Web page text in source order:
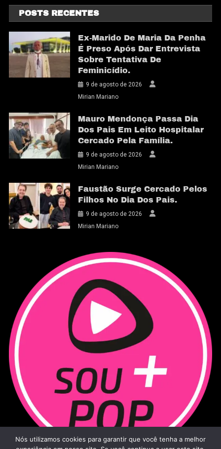
POSTS RECENTES
Ex-Marido De Maria Da Penha
É Preso Após Dar Entrevista
Sobre Tentativa De
Feminicídio.
9 de agosto de 2026
Mirian Mariano
Mauro Mendonça Passa Dia
Dos Pais Em Leito Hospitalar
Cercado Pela Família.
9 de agosto de 2026
Mirian Mariano
Faustão Surge Cercado Pelos
Filhos No Dia Dos Pais.
9 de agosto de 2026
Mirian Mariano
Nós utilizamos cookies para garantir que você tenha a melhor